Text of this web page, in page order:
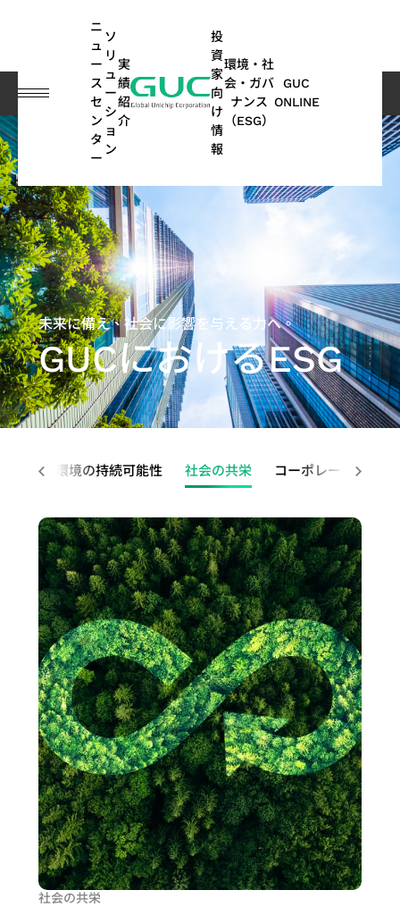
ニ
ュ
ー
ス
セ
ン
タ
ー
ソ
リ
ュ
ー
シ
ョ
ン
実
績
紹
介
投
資
家
向
け
情
報
環境・社
会・ガバ
ナンス
（ESG）
GUC
ONLINE
English
日本語
イン
サー
ビス
ビ
ジ
ネ
ス
モ
デ
先進パ
ジ技術
（APT）
SoC仕
様受け
（Spec-
in）設計
＆検証
チ
ッ
プ
物
理
実
装
手
関連
サー
ビス
ASIC
量産
サー
ビス
パ
ッ
ー
設
計
サ
ー
ビ
ス
テ
ス
ト
サ
ー
ビ
ス
プロ
ダク
ー
ト
フ
ォ
リ
オ
高帯域幅
メモリ
（HBM）
Die-
Die
(2.5D)
IP
Die-
on-
Die
(3D)
IP
ミッ
クス
ドシ
グナ
ル・
フロ
ント
エン
SoC
向け
IP
(SoC
IP)
2.5D/3D
Interconnect
IP
HBM
Bandwidth
Memory
Package
Technology)
APT
Application
AI（Artificial
Intelligence）
アプリケーシ
ョン向け
HPC（High
Performance
Computing）
アプリケーシ
ョン向け
ト
ワ
ー
ン
グ
コヒーレント
光通信アプリ
ケーション
Optical
Application）
データセンタ
ースイッチア
プリケーショ
ン（Data
Center
Switch
Application）
光伝送ネッ
トワーク
（OTN:
Optical
Transport
Network）
アプリケー
ション
ト
モ
ー
テ
ィ
ブ
ADAS（先
進運転支
援システ
リケーシ
ョン向け
LiDAR（ラ
イダー）ア
プリケーシ
ョン向け
面
の
実
績
一
般
ユ
ー
ザ
向
ア
プ
リ
ケ
ー
シ
ョ
ン
産
業
機
器
向
け
ア
情
報
月
次
売
上
高
四
半
業
報
告
ア
ニ
ュ
ア
ル
レ
ポ
ー
ト
過
去
の
決
ー
ト・
ガバ
ナン
ス
取
締
役
会
員
內
部
監
査
コー
ポレ
ー
ト・
ガバ
ナン
ス・
オフ
ィサ
ー
社
內
家
情
報
株
主
総
会
配
当
歴
要
株
主
担
当
者
あ
る
ご
問
情報
ESG
関連
ニュ
ース
ける
ESG
持
続
可
能
な
経
営
境
持
続
可
能
性
社
会
の
共
栄
コー
ポレ
ー
ト・
ガバ
ー
ク
ホ
ル
ダ
ー
ス
テ
ー
ホ
ダ
ー
と
の
コ
ミ
ュ
ニ
ケ
ー
シ
ョ
ン
お
問
い
レポート
｜気候関
連財務情
報開示
（TCFD）
レポート
サ
ス
テ
ビ
テ
ィ
レ
ポ
ー
ト
サ
ス
テ
ナ
ビ
リ
テ
ィ
レ
ポ
環境・社会・ガバナンス（ESG） GUCにおけるESG
未来に備え、社会に影響を与える力へ。
GUCにおけるESG
環境の持続可能性 社会の共栄 コーポレート・ガバ
社会の共栄